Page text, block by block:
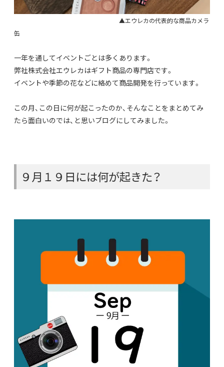
▲エウレカの代表的な商品カメラ
缶
一年を通してイベントごとは多くあります。
弊社株式会社エウレカはギフト商品の専門店です。
イベントや季節の花などに絡めて商品開発を行っています。
この月、この日に何が起こったのか、そんなことをまとめてみ
たら面白いのでは、と思いブログにしてみました。
９月１９日には何が起きた？